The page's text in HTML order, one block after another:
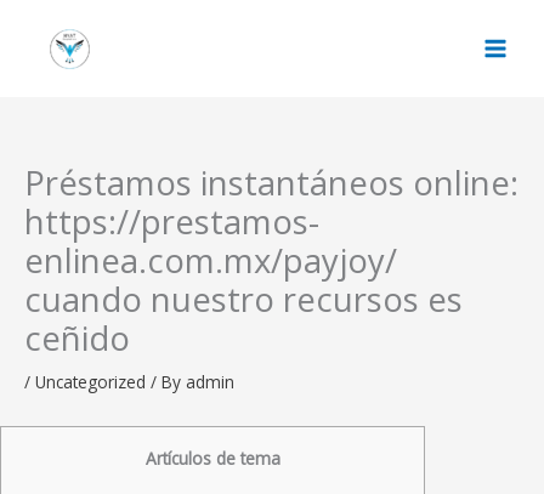
Préstamos instantáneos online:
https://prestamos-
enlinea.com.mx/payjoy/
cuando nuestro recursos es
ceñido
/ Uncategorized / By admin
Artículos de tema